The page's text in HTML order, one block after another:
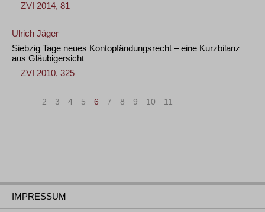
ZVI 2014, 81
Ulrich Jäger
Siebzig Tage neues Kontopfändungsrecht – eine Kurzbilanz
aus Gläubigersicht
ZVI 2010, 325
2 3 4 5 6 7 8 9 10 11
IMPRESSUM